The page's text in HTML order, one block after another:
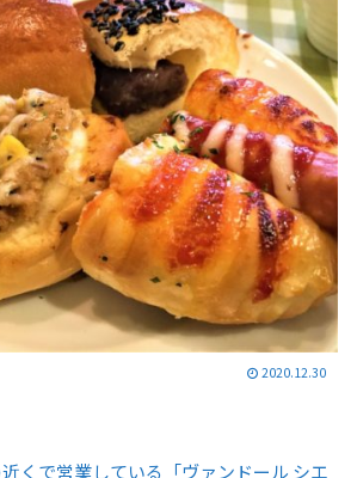
2020.12.30
くで営業している「ヴァンドール シエ